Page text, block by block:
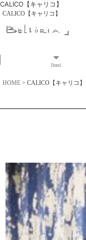
CALICO【キャリコ】
CALICO【キャリコ】
Brand
HOME > CALICO【キャリコ】